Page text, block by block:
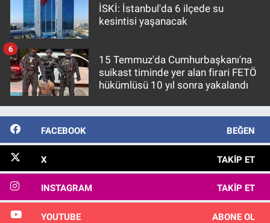
İSKİ: İstanbul'da 6 ilçede su
kesintisi yaşanacak
15 Temmuz'da Cumhurbaşkanı'na
suikast timinde yer alan firari FETÖ
hükümlüsü 10 yıl sonra yakalandı
6
FACEBOOK BEĞEN
X TAKIP ET
INSTAGRAM TAKIP ET
YOUTUBE ABONE OL